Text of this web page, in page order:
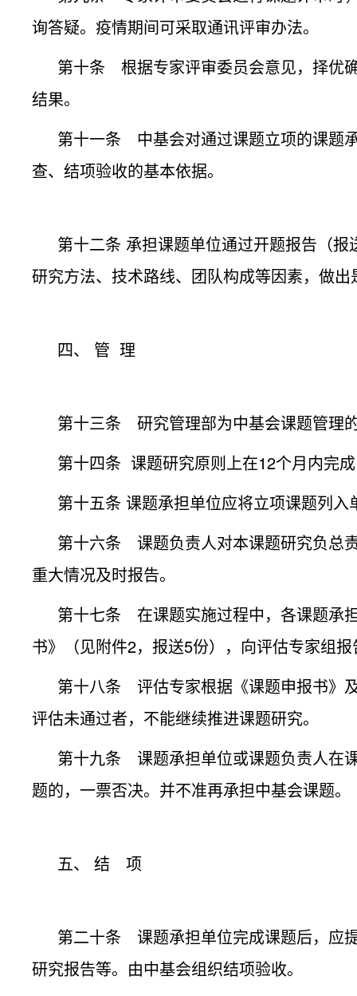
询答疑。疫情期间可采取通讯评审办法。
第十条 根据专家评审委员会意见，择优
结果。
第十一条 中基会对通过课题立项的课题
查、结项验收的基本依据。
第十二条 承担课题单位通过开题报告（
研究方法、技术路线、团队构成等因素，做
四、 管 理
第十三条 研究管理部为中基会课题管理
第十四条 课题研究原则上在12个月内完
第十五条 课题承担单位应将立项课题列
第十六条 课题负责人对本课题研究负总
重大情况及时报告。
第十七条 在课题实施过程中，各课题承
书》（见附件2，报送5份），向评估专家组
第十八条 评估专家根据《课题申报书》
评估未通过者，不能继续推进课题研究。
第十九条 课题承担单位或课题负责人在
题的，一票否决。并不准再承担中基会课题。
五、 结 项
第二十条 课题承担单位完成课题后，应
研究报告等。由中基会组织结项验收。